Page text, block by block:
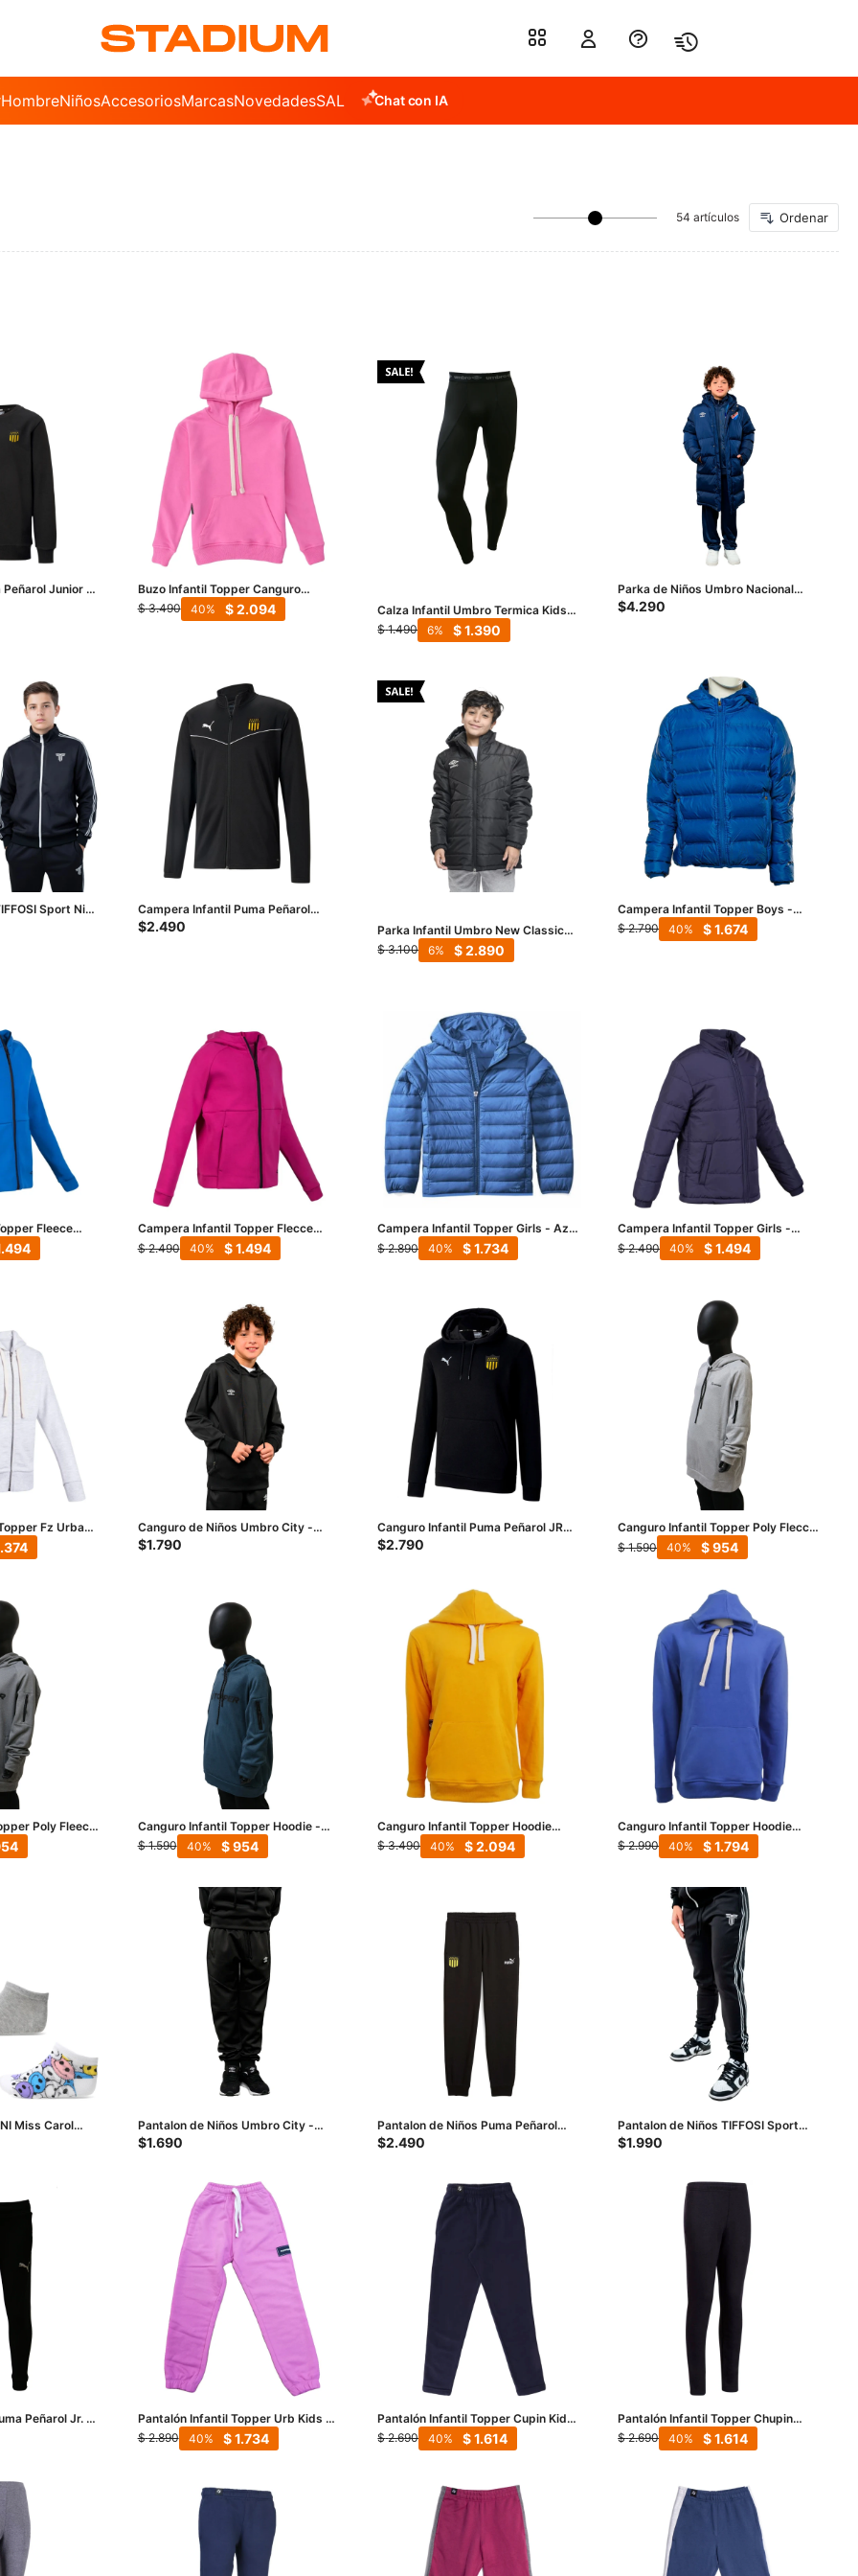
HombreNiñosAccesoriosMarcasNovedadesSALE Chat con IA
54 artículos
Peñarol Junior -
Buzo Infantil Topper Canguro
Hoodie Kids - Rosa
$ 3.490 $2.094
40
Calza Infantil Umbro Termica Kids -
Negro
$ 1.490 $ 1.390
6
Parka de Niños Umbro Nacional
Icebound - Azul
$4.290
Sport Niño
Campera Infantil Puma Peñarol
Team Rise Tr.Poly Jkt - Negro -
$2.490
Parka Infantil Umbro New Classic
Kids - Negro - Blanco
$ 3.100 $ 2.890
6
Campera Infantil Topper Boys -
Azul
$ 2.790 $1.674
40
Fleece
Campera Infantil Topper Flecce
Girls - Fucsia
$ 2.490 $1.494
40
Campera Infantil Topper Girls - Azul
Añil
$ 2.890 $ 1.734
40
Campera Infantil Topper Girls -
Violeta
$ 2.490 $1.494
40
Fz Urbano
Canguro de Niños Umbro City -
Negro
$1.790
Canguro Infantil Puma Peñarol JRS
- Negro
$2.790
Canguro Infantil Topper Poly Flecce
- Gris
$ 1.590 $954
40
Poly Fleece
Canguro Infantil Topper Hoodie -
Negro Petroleo
$ 1.590 $954
40
Canguro Infantil Topper Hoodie
Kids - Anaranjado
$ 3.490 $ 2.094
40
Canguro Infantil Topper Hoodie
Kids - Azul
$ 2.990 $1.794
40
Miss Carol
Pantalon de Niños Umbro City -
Negro
$1.690
Pantalon de Niños Puma Peñarol
Logo Jrs - Negro
$2.490
Pantalon de Niños TIFFOSI Sport
Niño - Negro - Blanco
$1.990
Peñarol Jr. -
Pantalón Infantil Topper Urb Kids -
Rosa
$ 2.890 $1.734
40
Pantalón Infantil Topper Cupin Kids
- Azul Marino
$ 2.690 $ 1.614
40
Pantalón Infantil Topper Chupin
Kids - Negro
$ 2.690 $1.614
40